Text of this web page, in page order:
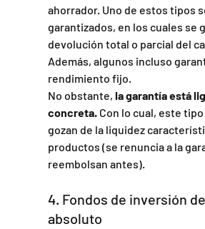
ahorrador. Uno de estos tipos
garantizados, en los cuales se
devolución total o parcial del
Además, algunos incluso
rendimiento fijo.
No obstante, la garantía está
concreta. Con lo cual, este
gozan de la liquidez
productos (se renuncia a la
reembolsan antes).
4. Fondos de inversión
absoluto